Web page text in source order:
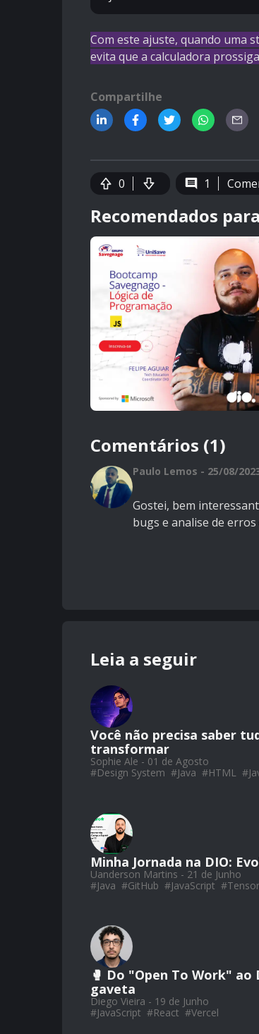
Com este ajuste, quando uma
evita que a calculadora
Compartilhe
0 1
Recomendados
Comentários (1)
Paulo Lemos - 25/08/
Gostei, bem
bugs e analise de
Leia a seguir
Você não precisa saber
transformar
Sophie Ale - 01 de Agosto
#Design System #Java #HTML #
Minha Jornada na DIO:
Uanderson Martins - 21 de Junho
#Java #GitHub #JavaScript #
🥊 Do "Open To Work"
gaveta
Diego Vieira - 19 de Junho
#JavaScript #React #Vercel